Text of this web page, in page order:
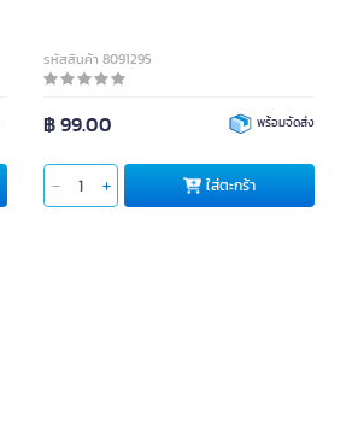
รหัสสินค้า 8091295
฿ 99.00 พร้อมจัดส่ง
ใส่ตะกร้า